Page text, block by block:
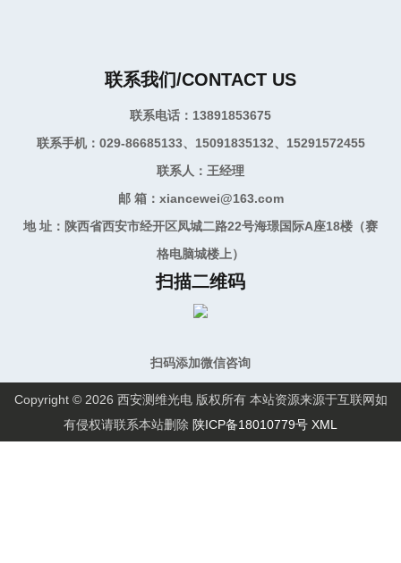
联系我们/CONTACT US
联系电话：13891853675
联系手机：029-86685133、15091835132、15291572455
联系人：王经理
邮 箱：xiancewei@163.com
地 址：陕西省西安市经开区凤城二路22号海璟国际A座18楼（赛
格电脑城楼上）
扫描二维码
扫码添加微信咨询
Copyright © 2026 西安测维光电 版权所有 本站资源来源于互联网如
有侵权请联系本站删除 陕ICP备18010779号 XML